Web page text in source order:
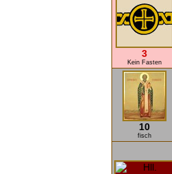
3
Kein Fasten
10
fisch